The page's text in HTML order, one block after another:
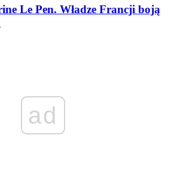
Le Pen. Władze Francji boją
ad